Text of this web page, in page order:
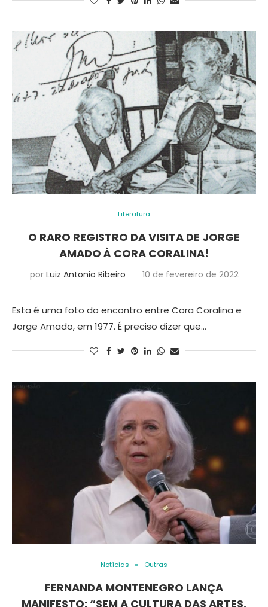
Literatura
O RARO REGISTRO DA VISITA DE JORGE
AMADO À CORA CORALINA!
por Luiz Antonio Ribeiro 10 de fevereiro de 2022
Esta é uma foto do encontro entre Cora Coralina e
Jorge Amado, em 1977. É preciso dizer que…
Notícias Outras
FERNANDA MONTENEGRO LANÇA
MANIFESTO: “SEM A CULTURA DAS ARTES,